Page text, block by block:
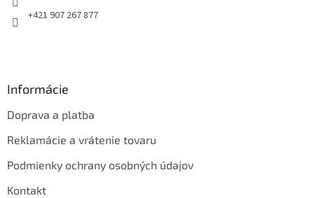
+421 907 267 877
Informácie
Doprava a platba
Reklamácie a vrátenie tovaru
Podmienky ochrany osobných údajov
Kontakt